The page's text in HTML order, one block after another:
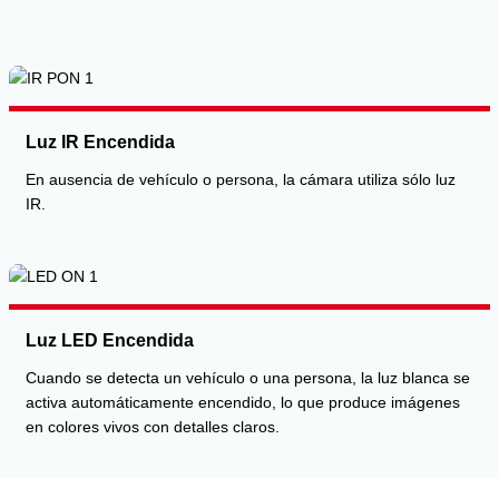
Luz IR Encendida
En ausencia de vehículo o persona, la cámara utiliza sólo luz
IR.
Luz LED Encendida
Cuando se detecta un vehículo o una persona, la luz blanca se
activa automáticamente encendido, lo que produce imágenes
en colores vivos con detalles claros.